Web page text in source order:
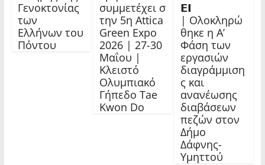
Γενοκτονίας
των
Ελλήνων του
Πόντου
συμμετέχει σ
την 5η Attica
Green Expo
2026 | 27-30
Μαΐου |
Κλειστό
Ολυμπιακό
Γήπεδο Tae
Kwon Do
𝝚𝝞
| Ολοκληρώ
θηκε η Α’
Φάση των
εργασιών
διαγράμμιση
ς και
ανανέωσης
διαβάσεων
πεζών στον
Δήμο
Δάφνης-
Υμηττού